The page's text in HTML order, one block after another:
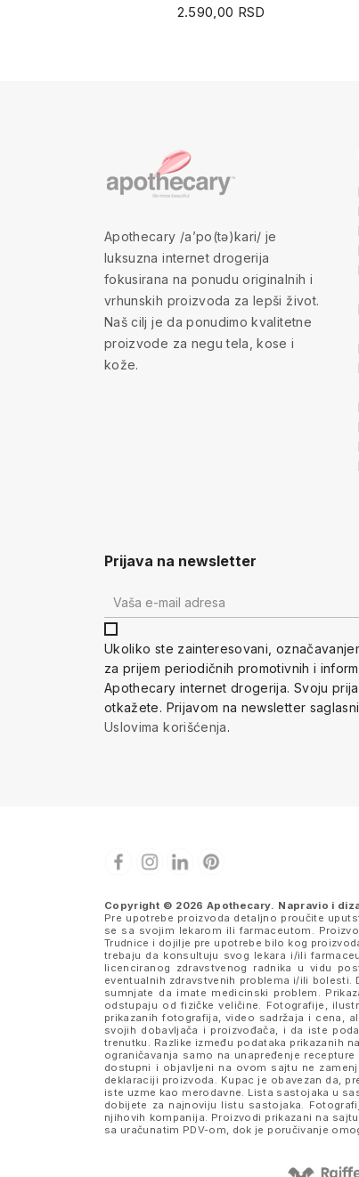
2.590,00 RSD
Apothecary /a’po(tə)kari/ je
luksuzna internet drogerija
fokusirana na ponudu originalnih i
vrhunskih proizvoda za lepši život.
Naš cilj je da ponudimo kvalitetne
proizvode za negu tela, kose i
kože.
Prijava na newsletter
Ukoliko ste zainteresovani, ozna
za prijem periodičnih promotivnih i
Apothecary internet drogerija. Svoju
otkažete. Prijavom na newsletter
Uslovima korišćenja.
Copyright © 2026 Apothecary. Napravio i
Pre upotrebe proizvoda detaljno proučite
se sa svojim lekarom ili farmaceutom.
Trudnice i dojilje pre upotrebe bilo kog
trebaju da konsultuju svog lekara i/ili
licenciranog zdravstvenog radnika u vidu
eventualnih zdravstvenih problema i/ili
sumnjate da imate medicinski problem.
odstupaju od fizičke veličine. Fotografije,
prikazanih fotografija, video sadržaja i cena,
svojih dobavljača i proizvođača, i da iste
trenutku. Razlike između podataka prikazanih
ograničavanja samo na unapređenje
dostupni i objavljeni na ovom sajtu ne
deklaraciji proizvoda. Kupac je obavezan da,
iste uzme kao merodavne. Lista sastojaka u
dobijete za najnoviju listu sastojaka.
njihovih kompanija. Proizvodi prikazani na
sa uračunatim PDV-om, dok je poručivanje